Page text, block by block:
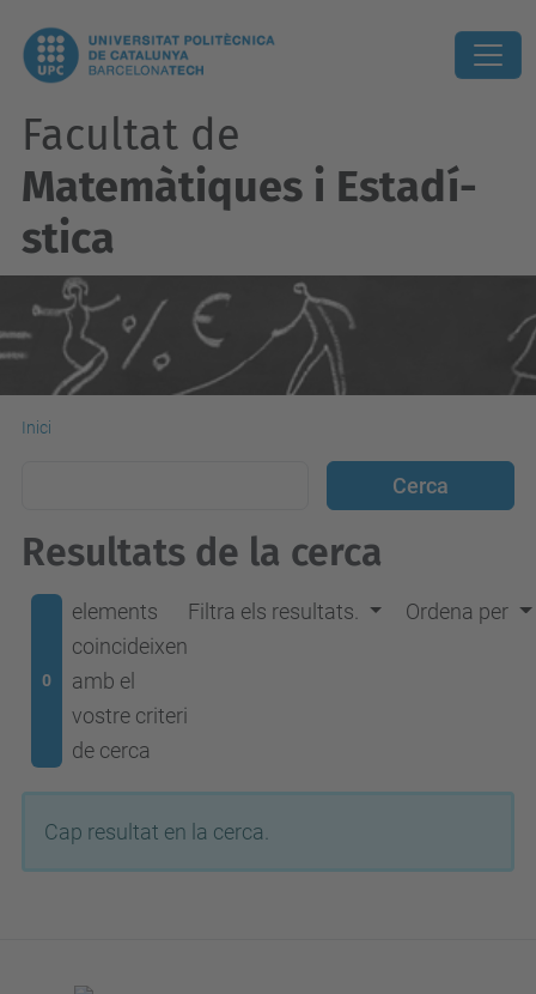
Facultat de
Matemàtiques i Estadí­
stica
Inici
Resultats de la cerca
0
elements
coincideixen
amb el
vostre criteri
de cerca
Filtra els resultats. Ordena per
Cap resultat en la cerca.